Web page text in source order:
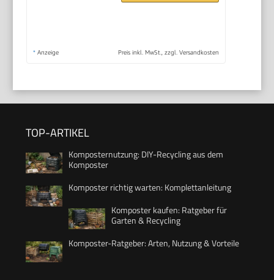
* Anzeige Preis inkl. MwSt., zzgl. Versandkosten
TOP-ARTIKEL
Komposternutzung: DIY-Recycling aus dem
Komposter
Komposter richtig warten: Komplettanleitung
Komposter kaufen: Ratgeber für
Garten & Recycling
Komposter-Ratgeber: Arten, Nutzung & Vorteile